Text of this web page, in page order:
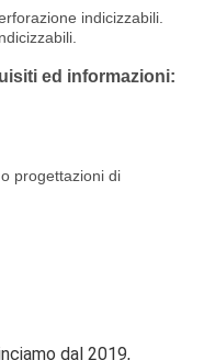
indicizzabili.
ed informazioni:
progettazioni di
dal 2019,